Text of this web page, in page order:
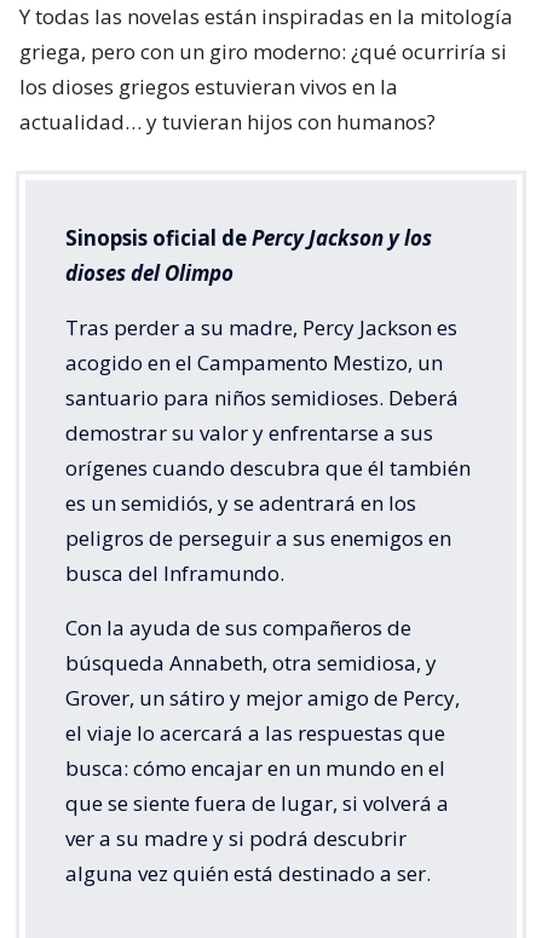
Y todas las novelas están inspiradas en la mitología
griega, pero con un giro moderno: ¿qué ocurriría si
los dioses griegos estuvieran vivos en la
actualidad… y tuvieran hijos con humanos?
Sinopsis oficial dePercy Jackson y los
dioses del Olimpo
Tras perder a su madre, Percy Jackson es
acogido en el Campamento Mestizo, un
santuario para niños semidioses. Deberá
demostrar su valor y enfrentarse a sus
orígenes cuando descubra que él también
es un semidiós, y se adentrará en los
peligros de perseguir a sus enemigos en
busca del Inframundo.
Con la ayuda de sus compañeros de
búsqueda Annabeth, otra semidiosa, y
Grover, un sátiro y mejor amigo de Percy,
el viaje lo acercará a las respuestas que
busca: cómo encajar en un mundo en el
que se siente fuera de lugar, si volverá a
ver a su madre y si podrá descubrir
alguna vez quién está destinado a ser.